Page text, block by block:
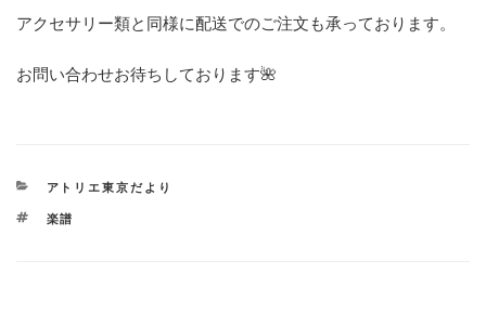
アクセサリー類と同様に配送でのご注文も承っております。
お問い合わせお待ちしております🌺
カ
ゴ
アトリエ東京だより
タ
楽譜